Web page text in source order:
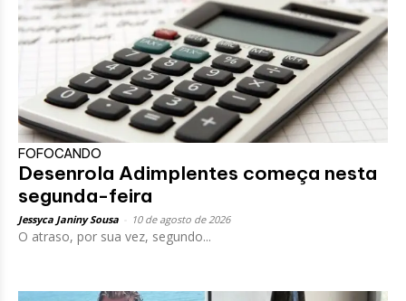
FOFOCANDO
Desenrola Adimplentes começa nesta
segunda-feira
Jessyca Janiny Sousa 10 de agosto de 2026
O atraso, por sua vez, segundo...